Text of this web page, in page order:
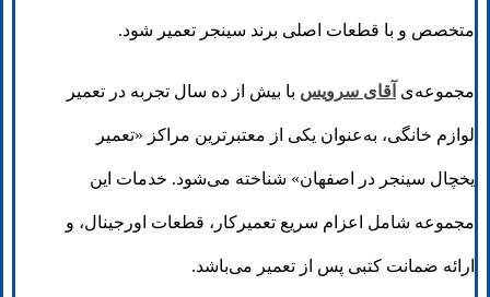
متخصص و با قطعات اصلی برند سینجر تعمیر شود.
مجموعه‌ی آقای سرویس با بیش از ده سال تجربه در تعمیر
لوازم خانگی، به‌عنوان یکی از معتبرترین مراکز «تعمیر
یخچال سینجر در اصفهان» شناخته می‌شود. خدمات این
مجموعه شامل اعزام سریع تعمیرکار، قطعات اورجینال، و
ارائه ضمانت کتبی پس از تعمیر می‌باشد.